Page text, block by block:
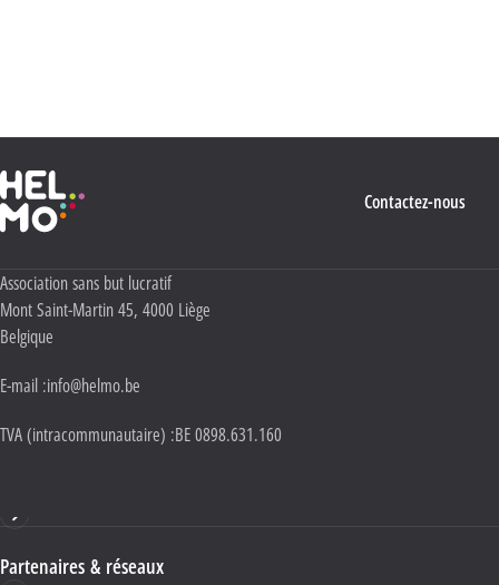
Haute École Libre Mosane
Contactez-nous
Adresse :
Association sans but lucratif
Mont Saint-Martin 45, 4000 Liège
Belgique
E-mail :info@helmo.be
TVA (intracommunautaire) :BE 0898.631.160
Partenaires & réseaux